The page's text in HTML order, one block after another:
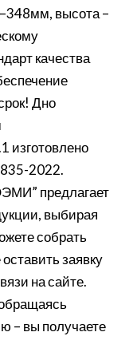
высота –
качества
Дно
2022.
предлагает
выбирая
собрать
заявку
на сайте.
– вы получаете